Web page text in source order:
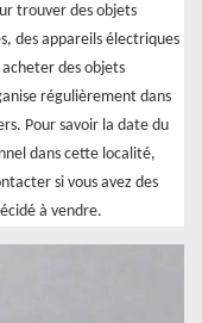
trouver des objets
des appareils électriques
des objets
régulièrement dans
Pour savoir la date du
dans cette localité,
si vous avez des
à vendre.